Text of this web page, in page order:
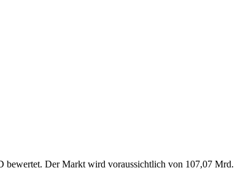
Der Markt wird voraussichtlich von 107,07